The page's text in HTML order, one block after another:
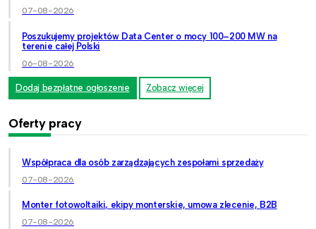
07-08-2026
Poszukujemy projektów Data Center o mocy 100–200 MW na
terenie całej Polski
06-08-2026
Dodaj bezpłatne ogłoszenie Zobacz więcej
Oferty pracy
Współpraca dla osób zarządzających zespołami sprzedaży
07-08-2026
Monter fotowoltaiki, ekipy monterskie, umowa zlecenie, B2B
07-08-2026